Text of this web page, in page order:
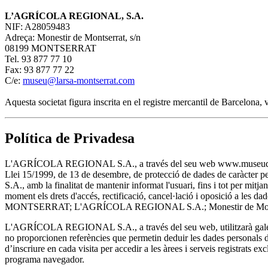
L’AGRÍCOLA REGIONAL, S.A.
NIF: A28059483
Adreça: Monestir de Montserrat, s/n
08199 MONTSERRAT
Tel. 93 877 77 10
Fax: 93 877 77 22
C/e: museu@larsa-montserrat.com
Aquesta societat figura inscrita en el registre mercantil de
Política de Privadesa
L'AGRÍCOLA REGIONAL S.A., a través del seu web
Llei 15/1999, de 13 de desembre, de protecció de dades de
S.A., amb la finalitat de mantenir informat l'usuari, fins i tot per
moment els drets d'accés, rectificació, cancel·lació i oposició a les
MONTSERRAT; L'AGRÍCOLA REGIONAL S.A.; Monestir de
L'AGRÍCOLA REGIONAL S.A., a través del seu web, utilitzarà
no proporcionen referències que permetin deduir les dades personals
d’inscriure en cada visita per accedir a les àrees i serveis registrats
programa navegador.